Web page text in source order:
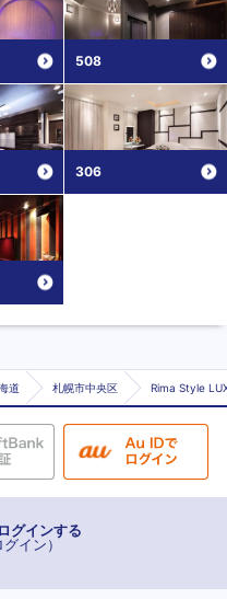
508
306
道 札幌市中央区 Rima Style
グインする
グイン）